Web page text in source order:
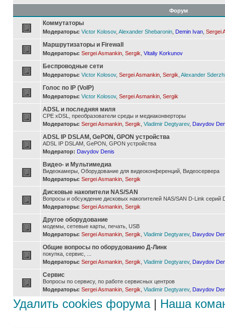
Форум
Коммутаторы
Модераторы: Victor Kolosov, Alexander Shebaronin Demin Ivan Sergei
Маршрутизаторы и Firewall
Модераторы: Sergei Asmankin Sergik Vitaliy Korkunov
Беспроводные сети
Модераторы: Victor Kolosov, Sergei Asmankin Sergik Alexander
Голос по IP (VoIP)
Модераторы: Victor Kolosov, Sergei Asmankin Sergik
ADSL и последняя миля
CPE xDSL, преобразователи среды и медиаконверторы
Модераторы: Sergei Asmankin Sergik Vladimir Degtyarev, Davydov
ADSL IP DSLAM, GePON, GPON устройства
ADSL IP DSLAM, GePON, GPON устройства
Модератор: Davydov Denis
Видео- и Мультимедиа
Видеокамеры, Оборудование для видеоконференций, Видеосервера
Модераторы: Sergei Asmankin Sergik
Дисковые накопители NAS/SAN
Вопросы и обсуждение дисковых накопителей NAS/SAN D-Link серий
Модераторы: Sergei Asmankin Sergik
Другое оборудование
модемы, сетевые карты, печать, USB
Модераторы: Sergei Asmankin Sergik Vladimir Degtyarev, Davydov
Общие вопросы по оборудованию Д-Линк
покупка, сервис, ...
Модераторы: Sergei Asmankin Sergik Vladimir Degtyarev, Davydov
Сервис
Вопросы по сервису, по работе сервисных центров
Модераторы: Sergei Asmankin Sergik Vladimir Degtyarev, Davydov
Удалить cookies форума| Наша